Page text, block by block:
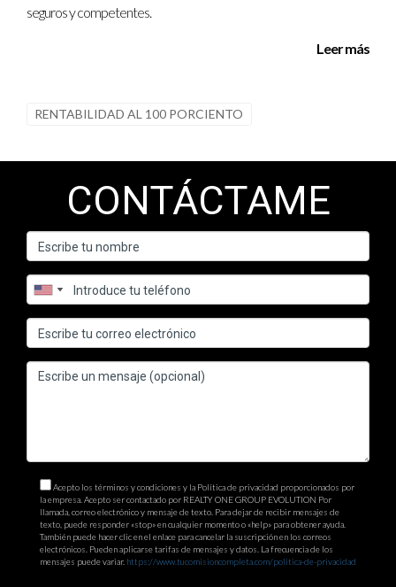
seguros y competentes.
Leer más
RENTABILIDAD AL 100 PORCIENTO
CONTÁCTAME
Acepto los términos y condiciones y la Política de privacidad proporcionados por
la empresa. Acepto ser contactado por REALTY ONE GROUP EVOLUTION Por
llamada, correo electrónico y mensaje de texto. Para dejar de recibir mensajes de
texto, puede responder «stop» en cualquier momento o «help» para obtener ayuda.
También puede hacer clic en el enlace para cancelar la suscripción en los correos
electrónicos. Pueden aplicarse tarifas de mensajes y datos. La frecuencia de los
mensajes puede variar. https://www.tucomisioncompleta.com/politica-de-privacidad